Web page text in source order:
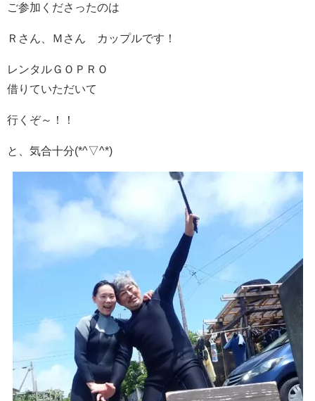
ご参加くださったのは
Ｒさん、Ｍさん カップルです！
レンタルＧＯＰＲＯ
借りていただいて
行くぞ～！！
と、気合十分(*^▽^*)